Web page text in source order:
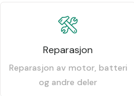
Reparasjon
Reparasjon av motor, batteri
og andre deler